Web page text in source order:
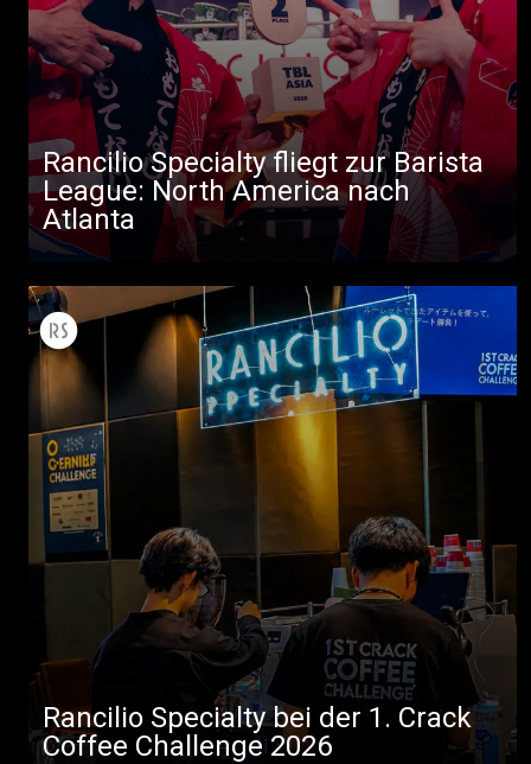
Rancilio Specialty fliegt zur Barista
League: North America nach
Atlanta
Rancilio Specialty bei der 1. Crack
Coffee Challenge 2026
Alle
Produkte
Nachrichten
Herunterladen
Mehr